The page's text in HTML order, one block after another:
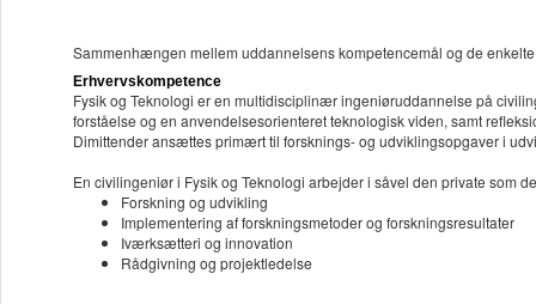
Sammenhængen mellem uddannelsens kompetencemål og de
Erhvervskompetence
Fysik og Teknologi er en multidisciplinær ingeniøruddannelse på
forståelse og en anvendelsesorienteret teknologisk viden, samt
Dimittender ansættes primært til forsknings- og udviklingsopgaver i
En civilingeniør i Fysik og Teknologi arbejder i såvel den private som
Forskning og udvikling
Implementering af forskningsmetoder og forskningsresultater
Iværksætteri og innovation
Rådgivning og projektledelse